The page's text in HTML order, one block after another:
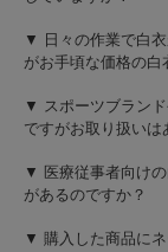
▼ 日々の作業で白
がお手頃な価格の白
▼ スポーツブラン
ですがお取り扱いは
▼ 医療従事者向け
があるのですか？
▼ 購入した商品に